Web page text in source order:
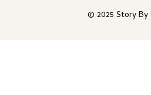
© 2025 Story By